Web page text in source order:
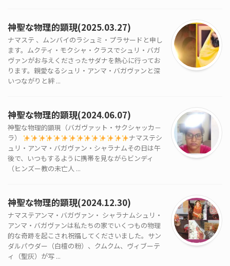
神聖な物理的顕現(2025.03.27)
ナマステ 、ムンバイのラシュミ・プラサードと申し
ます。ムクティ・モクシャ・クラスでシュリ・バガ
ヴァンがお与えくださったサダナを熱心に行ってお
ります。親愛なるシュリ・アンマ・バガヴァンと深
いつながりと絆 ...
神聖な物理的顕現(2024.06.07)
神聖な物理的顕現（バガヴァット・サクシャッカ－
ラ）
ナマステシ
ュリ・アンマ・バガヴァン・シャラナムその日は午
後で、いつもするように携帯を見ながらビンディ
（ヒンズー教の未亡人 ...
神聖な物理的顕現(2024.12.30)
ナマステアンマ・バガヴァン・ シャラナムシュリ・
アンマ・バガヴァンは私たちの家でいくつもの物理
的な奇跡を起こされ祝福してくださいました。サン
ダルパウダー（白檀の粉）、クムクム、ヴィブーテ
ィ（聖灰）が写 ...